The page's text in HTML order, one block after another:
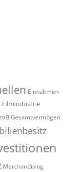
Einnahmen
Filmindustrie
Gesamtvermögen
Merchandising